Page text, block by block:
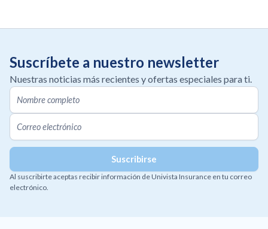
Suscríbete a nuestro newsletter
Nuestras noticias más recientes y ofertas especiales para ti.
Al suscribirte aceptas recibir información de Univista Insurance en tu correo
electrónico.